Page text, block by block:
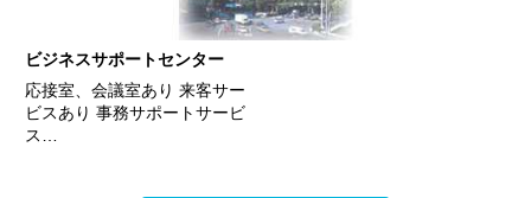
ビジネスサポートセンター
応接室、会議室あり 来客サー
ビスあり 事務サポートサービ
ス…